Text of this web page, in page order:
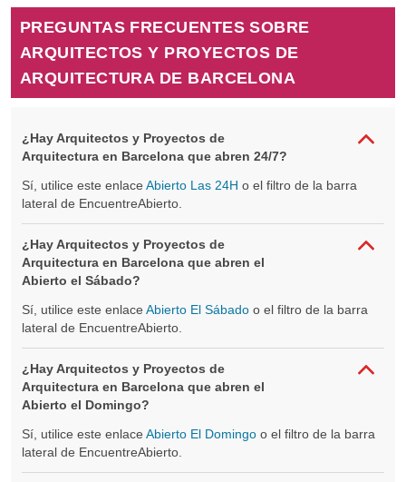
PREGUNTAS FRECUENTES SOBRE
ARQUITECTOS Y PROYECTOS DE
ARQUITECTURA DE BARCELONA
¿Hay Arquitectos y Proyectos de
Arquitectura en Barcelona que abren 24/7?
Sí, utilice este enlace Abierto Las 24H o el filtro de la barra
lateral de EncuentreAbierto.
¿Hay Arquitectos y Proyectos de
Arquitectura en Barcelona que abren el
Abierto el Sábado?
Sí, utilice este enlace Abierto El Sábado o el filtro de la barra
lateral de EncuentreAbierto.
¿Hay Arquitectos y Proyectos de
Arquitectura en Barcelona que abren el
Abierto el Domingo?
Sí, utilice este enlace Abierto El Domingo o el filtro de la barra
lateral de EncuentreAbierto.